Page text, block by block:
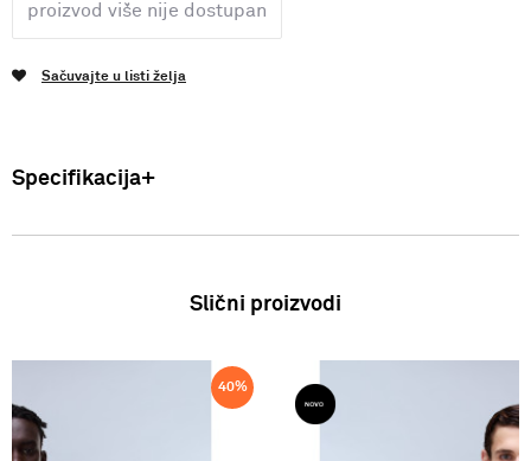
proizvod više nije dostupan
Sačuvajte u listi želja
Specifikacija
podrijetla: Bangladeš SS25Slični proizvodi
40%